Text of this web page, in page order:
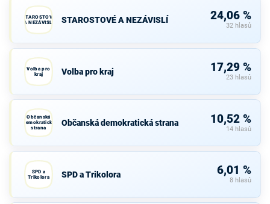
STAROSTOVÉ
A NEZÁVISLÍ
STAROSTOVÉ A NEZÁVISLÍ 24,06 %
32 hlasů
Volba pro
kraj
Volba pro kraj 17,29 %
23 hlasů
Občanská
demokratická
strana
Občanská demokratická strana 10,52 %
14 hlasů
SPD a
Trikolora
SPD a Trikolora 6,01 %
8 hlasů